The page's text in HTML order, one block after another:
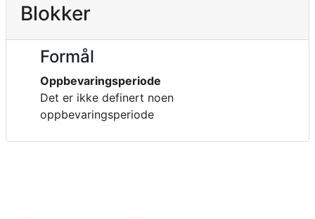
Blokker
Formål
Oppbevaringsperiode
Det er ikke definert noen
oppbevaringsperiode